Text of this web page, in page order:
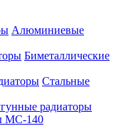
Алюминиевые
Биметаллические
Стальные
радиаторы
МС-140